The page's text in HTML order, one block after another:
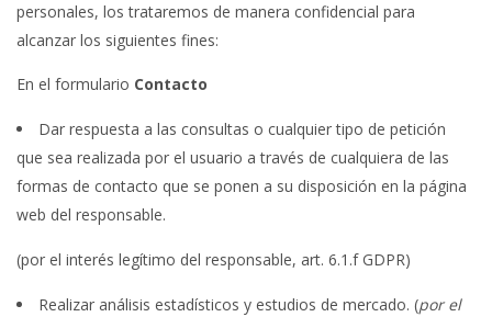
personales, los trataremos de manera confidencial para
alcanzar los siguientes fines:
En el formulario Contacto
Dar respuesta a las consultas o cualquier tipo de petición
que sea realizada por el usuario a través de cualquiera de las
formas de contacto que se ponen a su disposición en la página
web del responsable.
(por el interés legítimo del responsable, art. 6.1.f GDPR)
Realizar análisis estadísticos y estudios de mercado. (por el